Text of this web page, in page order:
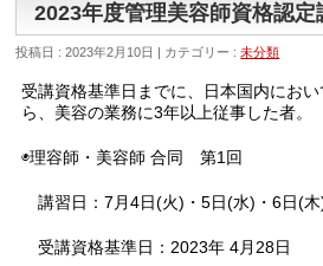
2023年度管理美容師資格認
投稿日 : 2023年2月10日 | カテゴリー :未分類
受講資格基準日までに、日本国内にお
ら、美容の業務に3年以上従事した者。
◉理容師・美容師 合同 第1回
講習日：7月4日(火)・5日(水)・6日(
受講資格基準日：2023年 4月28日